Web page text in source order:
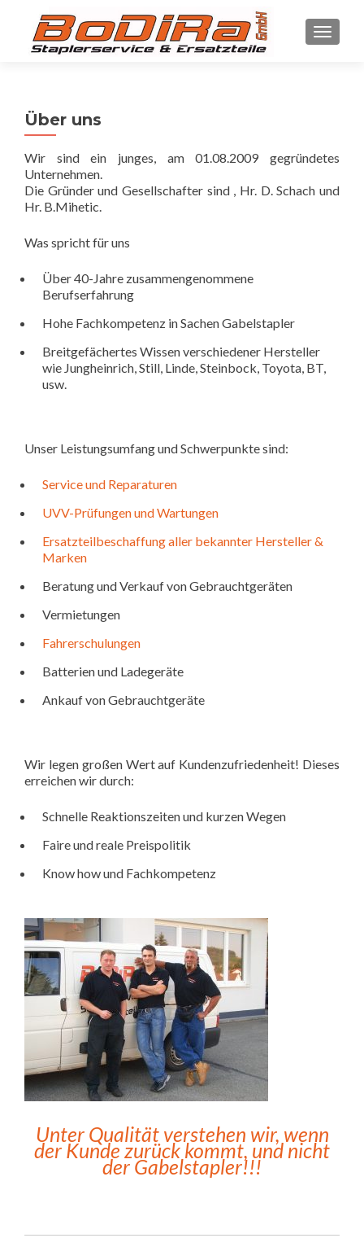
Über uns
Wir sind ein junges, am 01.08.2009 gegründetes
Unternehmen.
Die Gründer und Gesellschafter sind , Hr. D. Schach und
Hr. B.Mihetic.
Was spricht für uns
Über 40-Jahre zusammengenommene
Berufserfahrung
Hohe Fachkompetenz in Sachen Gabelstapler
Breitgefächertes Wissen verschiedener Hersteller
wie Jungheinrich, Still, Linde, Steinbock, Toyota, BT,
usw.
Unser Leistungsumfang und Schwerpunkte sind:
Service und Reparaturen
UVV-Prüfungen und Wartungen
Ersatzteilbeschaffung aller bekannter Hersteller &
Marken
Beratung und Verkauf von Gebrauchtgeräten
Vermietungen
Fahrerschulungen
Batterien und Ladegeräte
Ankauf von Gebrauchtgeräte
Wir legen großen Wert auf Kundenzufriedenheit! Dieses
erreichen wir durch:
Schnelle Reaktionszeiten und kurzen Wegen
Faire und reale Preispolitik
Know how und Fachkompetenz
Unter Qualität verstehen wir, wenn
der Kunde zurück kommt, und nicht
der Gabelstapler!!!